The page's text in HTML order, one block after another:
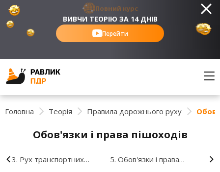
Повний курс
ВИВЧИ ТЕОРІЮ ЗА 14 ДНІВ
Перейти
Головна Теорія Правила дорожнього руху
Обов'язки і права пішоходів
3. Рух транспортних
5. Обов'язки і права